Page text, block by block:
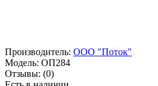
Производитель: ООО "Поток"
Модель: ОП284
Отзывы: (0)